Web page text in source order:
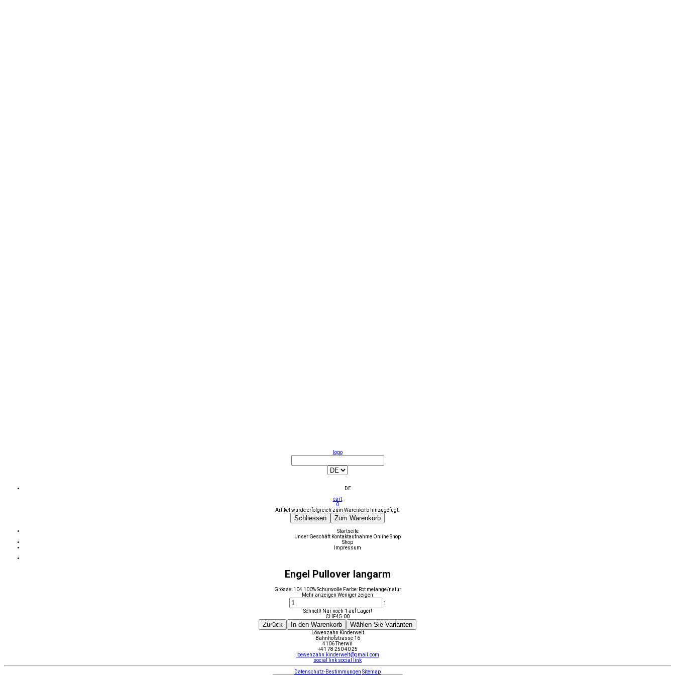
logo
DE
cart
0
Artikel wurde erfolgreich zum Warenkorb hinzugefügt.
Schliessen Zum Warenkorb
Startseite
Unser Geschäft Kontaktaufnahme Online Shop
Shop
Impressum
Engel Pullover langarm
Grösse: 104 100% Schurwolle Farbe: Rot melange/natur
Mehr anzeigen Weniger zeigen
1
Schnell! Nur noch 1 auf Lager!
CHF45.00
Zurück In den Warenkorb Wählen Sie Varianten
Löwenzahn Kinderwelt
Bahnhofstrasse 16
4106 Therwil
+41 78 250 40 25
loewenzahn.kinderwelt@gmail.com
social link social link
Datenschutz-Bestimmungen Sitemap